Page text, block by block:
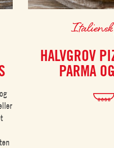
Italiensk
HALVGROV
PARMA